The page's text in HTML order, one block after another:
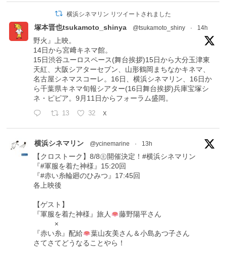
横浜シネマリン リツイートされました
塚本晋也tsukamoto_shinya @tsukamoto_shiny · 14h
野火』上映。
14日から宮﨑キネマ館。
15日渋谷ユーロスペース(舞台挨拶)15日から大分玉津東
天紅、大阪シアターセブン、山形鶴岡まちなかキネマ、
名古屋シネマスコーレ。16日、横浜シネマリン、16日か
ら千葉県キネマ旬報シアター(16日舞台挨拶)兵庫宝塚シ
ネ・ピピア。9月11日からフォーラム盛岡。
13 32 X
横浜シネマリン @ycinemarine · 13h
【クロストーク】8/8㊏開催決定！#横浜シネマリン
『#軍服を着た神様』15:20回
『#赤い糸輪廻のひみつ』17:45回
各上映後
【ゲスト】
『軍服を着た神様』旅人
藤野陽平さん
×
『赤い糸』配給
葉山友美さん＆小島あつ子さん
さてさてどうなることやら！